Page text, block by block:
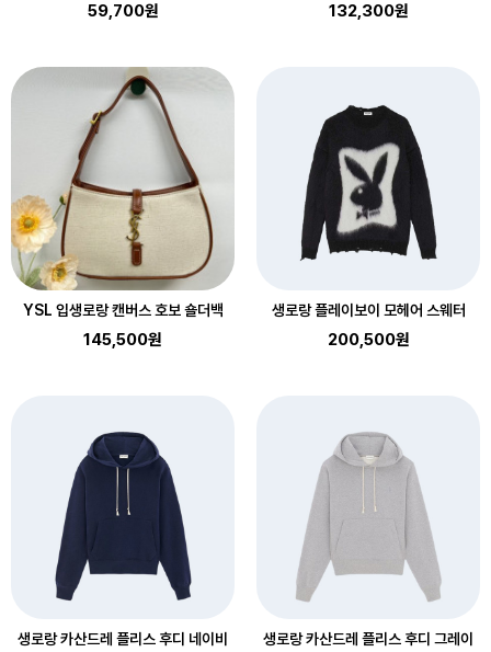
59,700원 132,300원
YSL 입생로랑 캔버스 호보 숄더백
145,500원
생로랑 플레이보이 모헤어 스웨터
200,500원
생로랑 카산드레 플리스 후디 네이비 생로랑 카산드레 플리스 후디 그레이